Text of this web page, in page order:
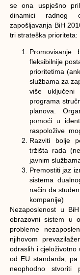
se ona uspješno
dinamici radnog
zapošljavanja BiH
tri strateška prioriteta:
Promovisanje
fleksibilnije
prioritetima
službama za
više
programa
planova.
pomoći u
raspoložive
Razviti bolje
tržišta rada
javnim
Premostiti jaz
sistema
način da
kompanije)
Nezaposlenost u
obrazovni sistem u
probleme
njihovom
odraslih i
od EU standarda,
neophodno stvoriti